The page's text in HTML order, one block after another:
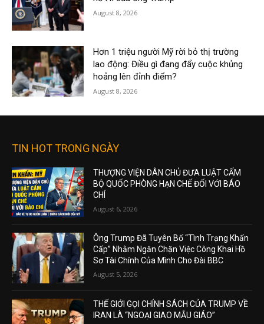
August 8, 2026
Hơn 1 triệu người Mỹ rời bỏ thị trường
lao động: Điều gì đang đẩy cuộc khủng
hoảng lên đỉnh điểm?
August 8, 2026
TIN HOT TRONG NGÀY
THƯỢNG VIỆN DÂN CHỦ ĐƯA LUẬT CẤM
BỘ QUỐC PHÒNG HẠN CHẾ ĐỐI VỚI BÁO
CHÍ
August 6, 2026
Ông Trump Đã Tuyên Bố “Tình Trạng Khẩn
Cấp” Nhằm Ngăn Chặn Việc Công Khai Hồ
Sơ Tài Chính Của Mình Cho Đài BBC
August 5, 2026
THẾ GIỚI GỌI CHÍNH SÁCH CỦA TRUMP VỀ
IRAN LÀ “NGOẠI GIAO MẪU GIÁO”